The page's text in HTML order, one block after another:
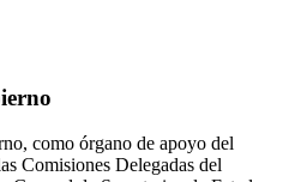
como órgano de apoyo del
Comisiones Delegadas del